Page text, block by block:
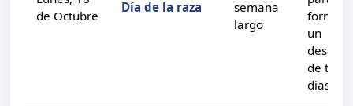
de Octubre
Día de la raza
semana
largo
formar
un
de tres
dias.